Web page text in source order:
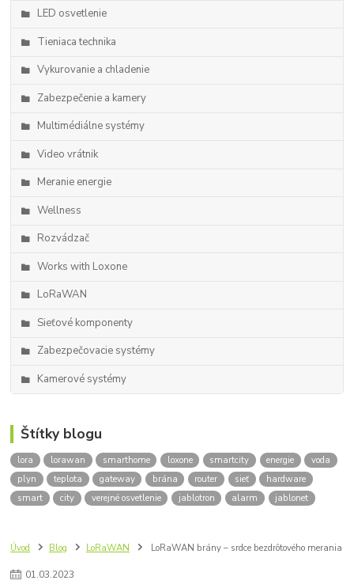
LED osvetlenie
Tieniaca technika
Vykurovanie a chladenie
Zabezpečenie a kamery
Multimédiálne systémy
Video vrátnik
Meranie energie
Wellness
Rozvádzač
Works with Loxone
LoRaWAN
Sieťové komponenty
Zabezpečovacie systémy
Kamerové systémy
Štítky blogu
lora lorawan smarthome loxone smartcity energie
voda
plyn
teplota gateway brána router sieť
hardware
smart
city verejné osvetlenie jablotron alarm jablonet
Úvod Blog LoRaWAN LoRaWAN brány – srdce bezdrôtového merania
01.03.2023